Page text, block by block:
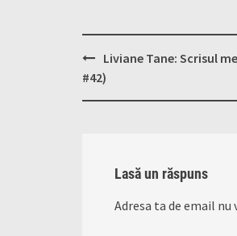
Post
navigation
Liviane Tane: Scrisul
#42)
Lasă un răspuns
Adresa ta de email nu